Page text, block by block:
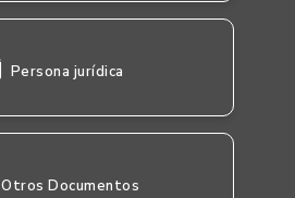
Persona jurídica
Otros Documentos